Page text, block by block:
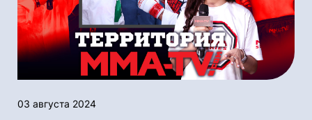
03 августа 2024